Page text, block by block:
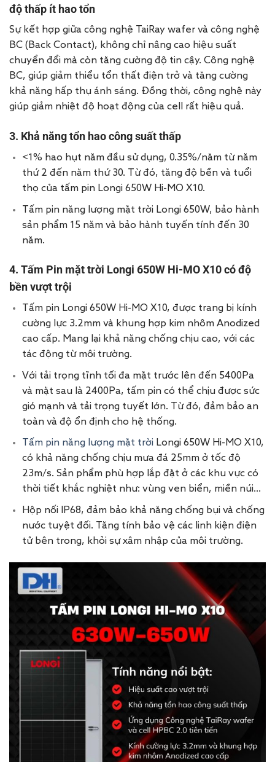
độ thấp ít hao tổn
Sự kết hợp giữa công nghệ TaiRay wafer và công nghệ
BC (Back Contact), không chỉ nâng cao hiệu suất
chuyển đổi mà còn tăng cường độ tin cậy. Công nghệ
BC, giúp giảm thiểu tổn thất điện trở và tăng cường
khả năng hấp thụ ánh sáng. Đồng thời, công nghệ này
giúp giảm nhiệt độ hoạt động của cell rất hiệu quả.
3. Khả năng tổn hao công suất thấp
<1% hao hụt năm đầu sử dụng, 0.35%/năm từ năm
thứ 2 đến năm thứ 30. Từ đó, tăng độ bền và tuổi
thọ của tấm pin Longi 650W Hi-MO X10.
Tấm pin năng lượng mặt trời Longi 650W, bảo hành
sản phẩm 15 năm và bảo hành tuyến tính đến 30
năm.
4. Tấm Pin mặt trời Longi 650W Hi-MO X10 có độ
bền vượt trội
Tấm pin Longi 650W Hi-MO X10, được trang bị kính
cường lực 3.2mm và khung hợp kim nhôm Anodized
cao cấp. Mang lại khả năng chống chịu cao, với các
tác động từ môi trường.
Với tải trọng tĩnh tối đa mặt trước lên đến 5400Pa
và mặt sau là 2400Pa, tấm pin có thể chịu được sức
gió mạnh và tải trọng tuyết lớn. Từ đó, đảm bảo an
toàn và độ ổn định cho hệ thống.
Tấm pin năng lượng mặt trờiLongi 650W Hi-MO X10,
có khả năng chống chịu mưa đá 25mm ở tốc độ
23m/s. Sản phẩm phù hợp lắp đặt ở các khu vực có
thời tiết khắc nghiệt như: vùng ven biển, miền núi…
Hộp nối IP68, đảm bảo khả năng chống bụi và chống
nước tuyệt đối. Tăng tính bảo vệ các linh kiện điện
tử bên trong, khỏi sự xâm nhập của môi trường.